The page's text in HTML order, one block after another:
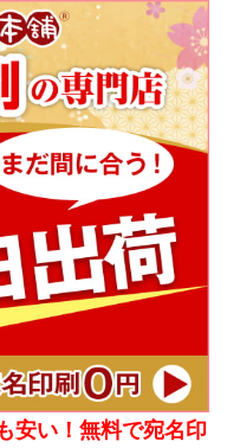
安い！無料で宛名印